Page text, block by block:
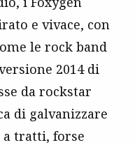
e vivace, con
le rock band
2014 di
da rockstar
di galvanizzare
a tratti, forse